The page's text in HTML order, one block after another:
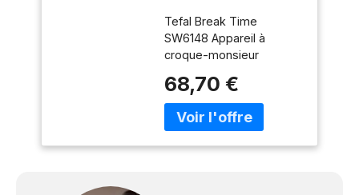
Tefal Break Time
SW6148 Appareil à
croque-monsieur
68,70 €